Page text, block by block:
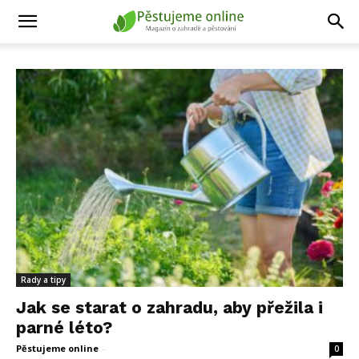
Rady a tipy
Jak se starat o zahradu, aby přežila i
parné léto?
Pěstujeme online - 0